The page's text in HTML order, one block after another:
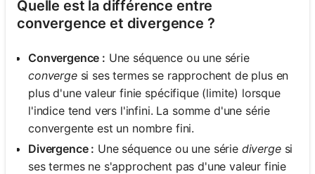
le
Posez
Quelle est la différence entre
convergence et divergence ?
Convergence : Une séquence ou une série
convergesi ses termes se rapprochent de plus en
plus d'une valeur finie spécifique (limite) lorsque
l'indice tend vers l'infini. La somme d'une série
convergente est un nombre fini.
Divergence : Une séquence ou une série divergesi
ses termes ne s'approchent pas d'une valeur finie